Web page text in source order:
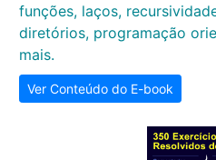
funções, laços,
diretórios, programação
mais.
Ver Conteúdo do E-book